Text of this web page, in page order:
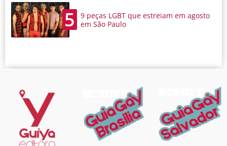
5
9 peças LGBT que estreiam em agosto
em São Paulo